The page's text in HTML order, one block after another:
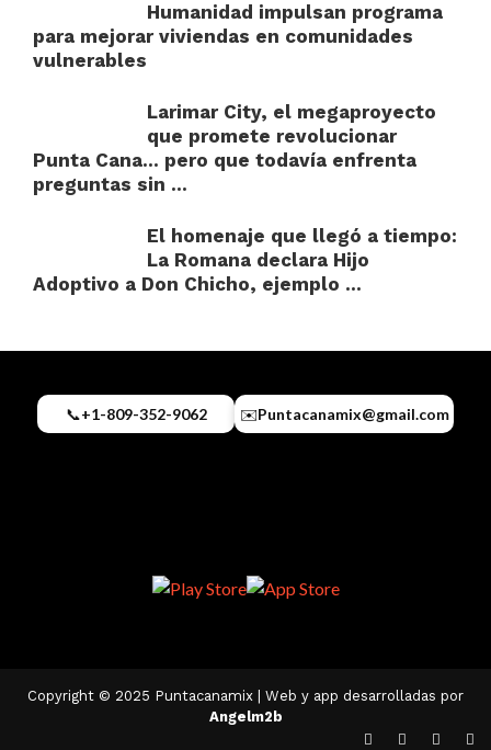
Humanidad impulsan programa
para mejorar viviendas en comunidades
vulnerables
Larimar City, el megaproyecto
que promete revolucionar
Punta Cana… pero que todavía enfrenta
preguntas sin ...
El homenaje que llegó a tiempo:
La Romana declara Hijo
Adoptivo a Don Chicho, ejemplo ...
📞+1-809-352-9062 ✉️Puntacanamix@gmail.com
Copyright © 2025 Puntacanamix | Web y app desarrolladas por
Angelm2b